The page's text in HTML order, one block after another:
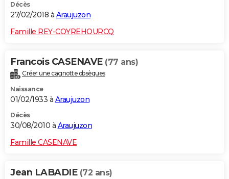
Décès
27/02/2018 à Araujuzon
Famille REY-COYREHOURCQ
Francois CASENAVE (77 ans)
Créer une cagnotte obsèques
Naissance
01/02/1933 à Araujuzon
Décès
30/08/2010 à Araujuzon
Famille CASENAVE
Jean LABADIE (72 ans)